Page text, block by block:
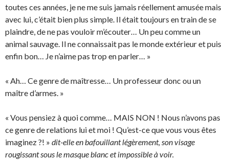
toutes ces années, je ne me suis jamais réellement amusée mais
avec lui, c’était bien plus simple. Il était toujours en train de se
plaindre, de ne pas vouloir m’écouter… Un peu comme un
animal sauvage. Il ne connaissait pas le monde extérieur et puis
enfin bon… Je n’aime pas trop en parler… »
« Ah… Ce genre de maîtresse… Un professeur donc ou un
maître d’armes. »
« Vous pensiez à quoi comme… MAIS NON ! Nous n’avons pas
ce genre de relations lui et moi ! Qu’est-ce que vous vous êtes
imaginez ?! » dit-elle en bafouillant légèrement, son visage
rougissant sous le masque blanc et impossible à voir.